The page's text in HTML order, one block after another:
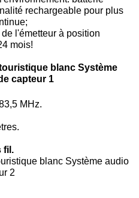
rechargeable pour plus
l'émetteur à position
mois!
MHz.
fil.